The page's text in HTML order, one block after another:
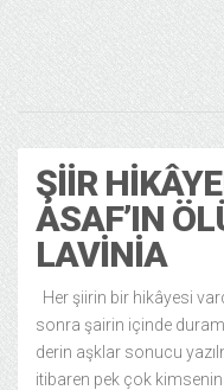
ŞIIR
ASAF’IN
LAVINIA
Her şiirin bir hikâyesi
sonra şairin içinde
derin aşklar sonucu
itibaren pek çok